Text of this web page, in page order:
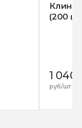
Клин
(200
1 040
руб/шт